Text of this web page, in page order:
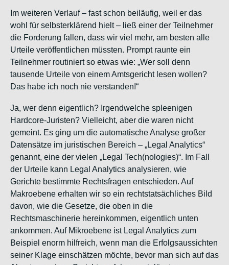
Im weiteren Verlauf – fast schon beiläufig, weil er das
wohl für selbsterklärend hielt – ließ einer der Teilnehmer
die Forderung fallen, dass wir viel mehr, am besten alle
Urteile veröffentlichen müssten. Prompt raunte ein
Teilnehmer routiniert so etwas wie: „Wer soll denn
tausende Urteile von einem Amtsgericht lesen wollen?
Das habe ich noch nie verstanden!“
Ja, wer denn eigentlich? Irgendwelche spleenigen
Hardcore-Juristen? Vielleicht, aber die waren nicht
gemeint. Es ging um die automatische Analyse großer
Datensätze im juristischen Bereich – „Legal Analytics“
genannt, eine der vielen „Legal Tech(nologies)“. Im Fall
der Urteile kann Legal Analytics analysieren, wie
Gerichte bestimmte Rechtsfragen entschieden. Auf
Makroebene erhalten wir so ein rechtstatsächliches Bild
davon, wie die Gesetze, die oben in die
Rechtsmaschinerie hereinkommen, eigentlich unten
ankommen. Auf Mikroebene ist Legal Analytics zum
Beispiel enorm hilfreich, wenn man die Erfolgsaussichten
seiner Klage einschätzen möchte, bevor man sich auf das